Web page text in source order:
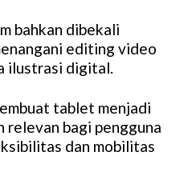
bahkan dibekali
editing video
ilustrasi digital.
tablet menjadi
relevan bagi pengguna
dan mobilitas